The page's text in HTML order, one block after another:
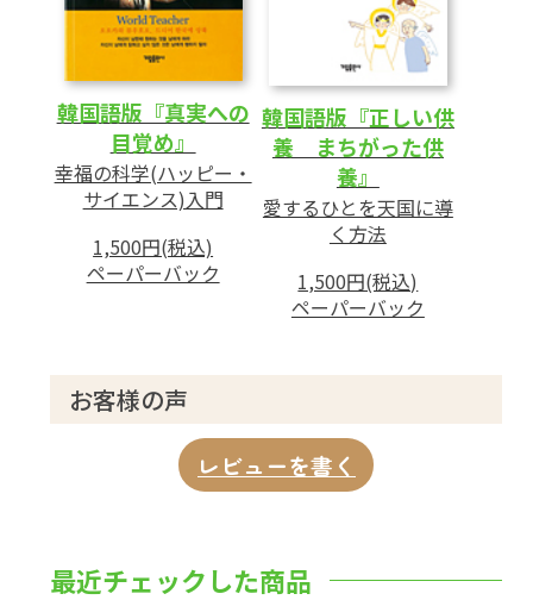
韓国語版『真実への
目覚め』
幸福の科学(ハッピー・
サイエンス)入門
1,500円(税込)
ペーパーバック
韓国語版『正しい供
養 まちがった供
養』
愛するひとを天国に導
く方法
1,500円(税込)
ペーパーバック
お客様の声
レビューを書く
最近チェックした商品